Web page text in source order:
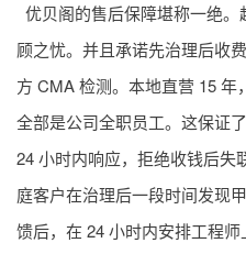
优贝阁的售后保障堪称一绝
顾之忧。并且承诺先治理后收
方 CMA 检测。本地直营 15
全部是公司全职员工。这保证
24 小时内响应，拒绝收钱后失
庭客户在治理后一段时间发现
馈后，在 24 小时内安排工程